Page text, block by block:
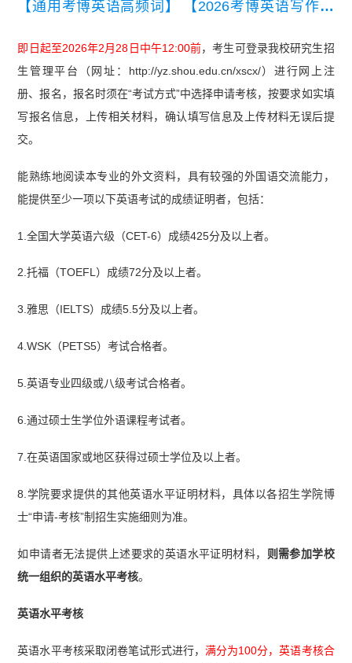
【通用考博英语高频词】
【2026考博英语写作练
即日起至2026年2月28日中午12:00前，考生可登录我校研究生招
生管理平台（网址：http://yz.shou.edu.cn/xscx/）进行网上注
册、报名，报名时须在“考试方式”中选择申请考核，按要求如实填
写报名信息，上传相关材料，确认填写信息及上传材料无误后提
交。
能熟练地阅读本专业的外文资料，具有较强的外国语交流能力，
能提供至少一项以下英语考试的成绩证明者，包括：
1.全国大学英语六级（CET-6）成绩425分及以上者。
2.托福（TOEFL）成绩72分及以上者。
3.雅思（IELTS）成绩5.5分及以上者。
4.WSK（PETS5）考试合格者。
5.英语专业四级或八级考试合格者。
6.通过硕士生学位外语课程考试者。
7.在英语国家或地区获得过硕士学位及以上者。
8.学院要求提供的其他英语水平证明材料，具体以各招生学院博
士“申请-考核”制招生实施细则为准。
如申请者无法提供上述要求的英语水平证明材料， 则需参加学校
统一组织的英语水平考核。
英语水平考核
英语水平考核采取闭卷笔试形式进行，满分为100分，英语考核合